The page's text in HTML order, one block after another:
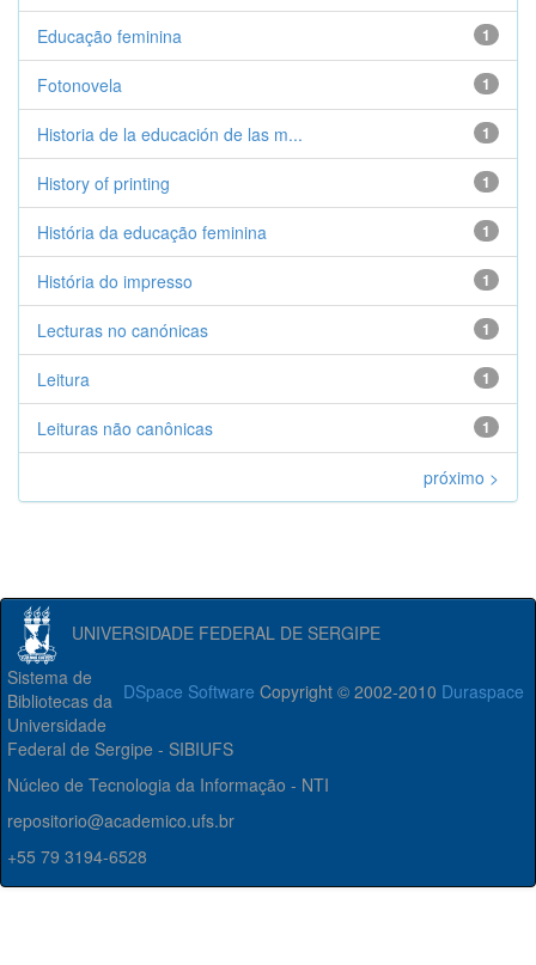
1
Educação feminina
1
Fotonovela
1
Historia de la educación de las m...
1
History of printing
1
História da educação feminina
1
História do impresso
1
Lecturas no canónicas
1
Leitura
1
Leituras não canônicas
próximo >
UNIVERSIDADE FEDERAL DE SERGIPE
DSpace Software Copyright © 2002-2010 Duraspace
Sistema de
Bibliotecas da
Universidade
Federal de Sergipe - SIBIUFS
Núcleo de Tecnologia da Informação - NTI
repositorio@academico.ufs.br
+55 79 3194-6528